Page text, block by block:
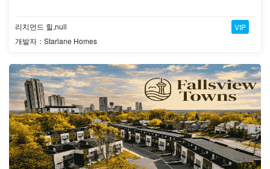
리치먼드 힐,null
개발자：Starlane Homes
VIP